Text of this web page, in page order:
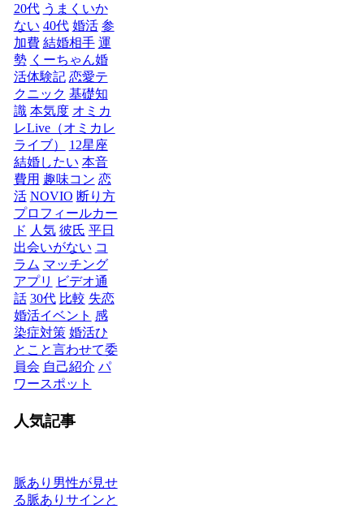
20代 うまくいか
ない 40代 婚活 参
加費 結婚相手 運
勢 くーちゃん婚
活体験記 恋愛テ
クニック 基礎知
識 本気度 オミカ
レLive（オミカレ
ライブ）
12星座
結婚したい 本音
費用 趣味コン 恋
活 NOVIO 断り方
プロフィールカー
ド 人気 彼氏 平日
出会いがない コ
ラム マッチング
アプリ
ビデオ通
話 30代 比較 失恋
婚活イベント 感
染症対策 婚活ひ
とこと言わせて委
員会 自己紹介 パ
ワースポット
人気記事
脈あり男性が見せ
る脈ありサインと